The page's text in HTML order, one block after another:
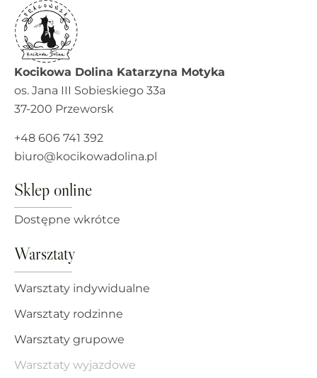
Kocikowa Dolina Katarzyna Motyka
os. Jana III Sobieskiego 33a
37-200 Przeworsk
+48 606 741 392
biuro@kocikowadolina.pl
Sklep online
Dostępne wkrótce
Warsztaty
Warsztaty indywidualne
Warsztaty rodzinne
Warsztaty grupowe
Warsztaty wyjazdowe